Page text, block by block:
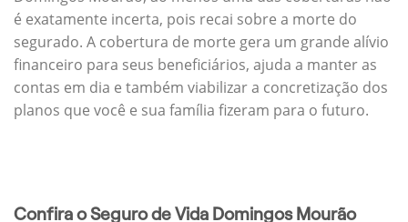
é exatamente incerta, pois recai sobre a morte do
segurado. A cobertura de morte gera um grande alívio
financeiro para seus beneficiários, ajuda a manter as
contas em dia e também viabilizar a concretização dos
planos que você e sua família fizeram para o futuro.
Confira o Seguro de Vida Domingos Mourão